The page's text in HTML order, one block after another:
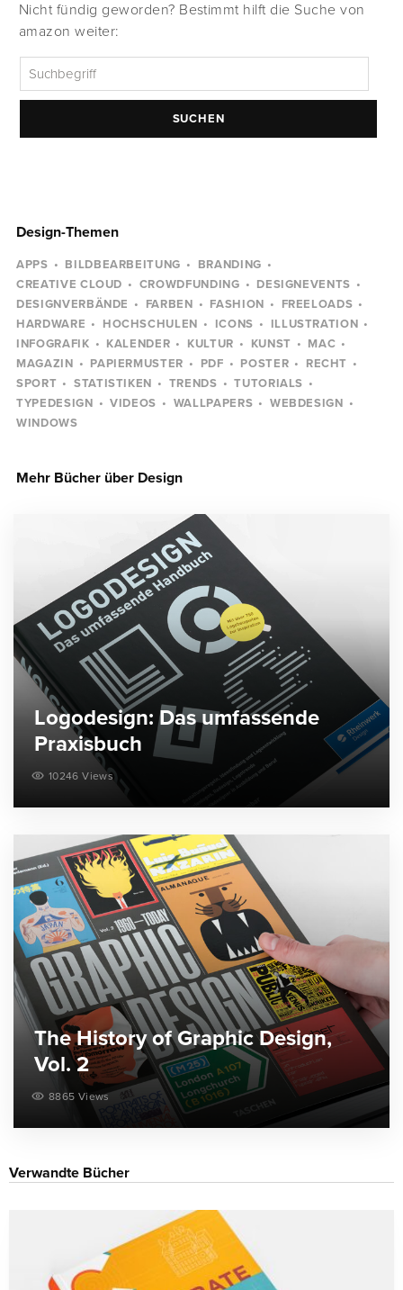
Nicht fündig geworden? Bestimmt hilft die Suche von
amazon weiter:
SUCHEN
Design-Themen
APPS BILDBEARBEITUNG
BRANDING
CREATIVE CLOUD
CROWDFUNDING
DESIGNEVENTS
DESIGNVERBÄNDE
FARBEN FASHION
FREELOADS
HARDWARE
HOCHSCHULEN ICONS
ILLUSTRATION
INFOGRAFIK
KALENDER KULTUR KUNST
MAC
MAGAZIN
PAPIERMUSTER PDF POSTER
RECHT
SPORT
STATISTIKEN TRENDS
TUTORIALS
TYPEDESIGN
VIDEOS WALLPAPERS
WEBDESIGN
WINDOWS
Mehr Bücher über Design
Logodesign: Das umfassende
Praxisbuch
10246 Views
The History of Graphic Design,
Vol. 2
8865 Views
Verwandte Bücher